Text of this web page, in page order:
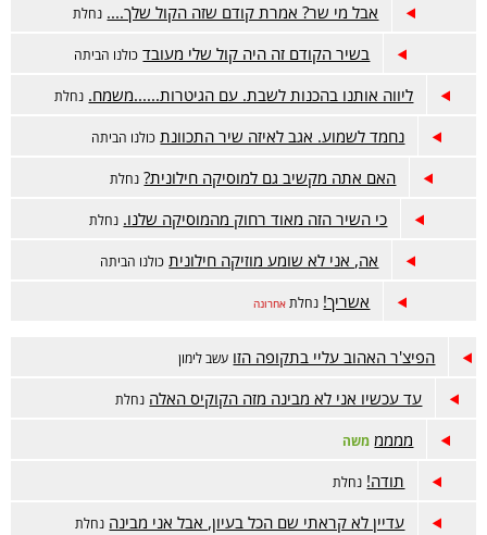
אבל מי שר? אמרת קודם שזה הקול שלך.... נחלת
בשיר הקודם זה היה קול שלי מעובד כולנו הביתה
ליווה אותנו בהכנות לשבת. עם הגיטרות......משמח. נחלת
נחמד לשמוע. אגב לאיזה שיר התכוונת כולנו הביתה
האם אתה מקשיב גם למוסיקה חילונית? נחלת
כי השיר הזה מאוד רחוק מהמוסיקה שלנו. נחלת
אה, אני לא שומע מוזיקה חילונית כולנו הביתה
אשריך! נחלת אחרונה
הפיצ'ר האהוב עליי בתקופה הזו עשב לימון
עד עכשיו אני לא מבינה מזה הקוקיס האלה נחלת
ממממ משה
תודה! נחלת
עדיין לא קראתי שם הכל בעיון, אבל אני מבינה נחלת